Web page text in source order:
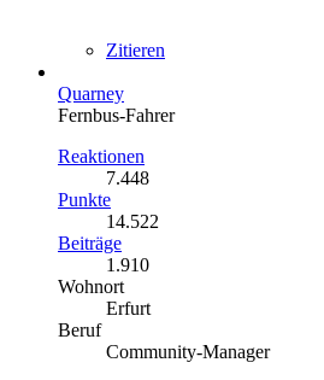
Zitieren
Quarney
Fernbus-Fahrer
Reaktionen
7.448
Punkte
14.522
Beiträge
1.910
Wohnort
Erfurt
Beruf
Community-Manager